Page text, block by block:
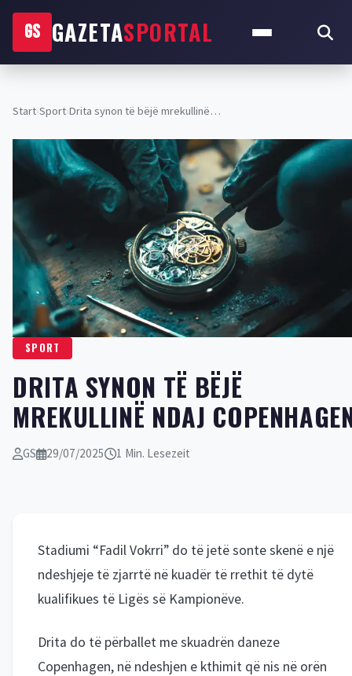
GS GAZETASPORTAL
Start›Sport›Drita synon të bëjë mrekullinë…
SPORT
DRITA SYNON TË BËJË
MREKULLINË NDAJ
GS 29/07/2025 1 Min. Lesezeit
Stadiumi “Fadil Vokrri” do të jetë sonte skenë e një
ndeshjeje të zjarrtë në kuadër të rrethit të dytë
kualifikues të Ligës së Kampionëve.
Drita do të përballet me skuadrën daneze
Copenhagen, në ndeshjen e kthimit që nis në orën